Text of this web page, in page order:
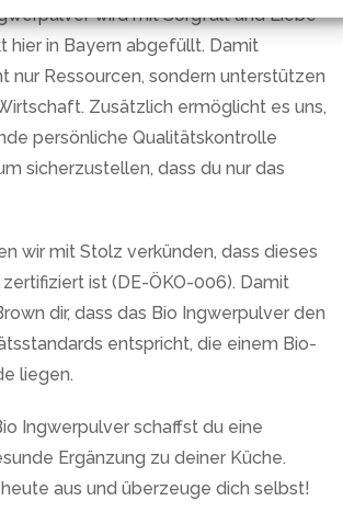
wird mit Sorgfalt und Liebe
hier in Bayern abgefüllt. Damit
nur Ressourcen, sondern unterstützen
Zusätzlich ermöglicht es uns,
persönliche Qualitätskontrolle
sicherzustellen, dass du nur das
wir mit Stolz verkünden, dass dieses
ist (DE-ÖKO-006). Damit
dir, dass das Bio Ingwerpulver den
entspricht, die einem Bio-
liegen.
Ingwerpulver schaffst du eine
Ergänzung zu deiner Küche.
aus und überzeuge dich selbst!